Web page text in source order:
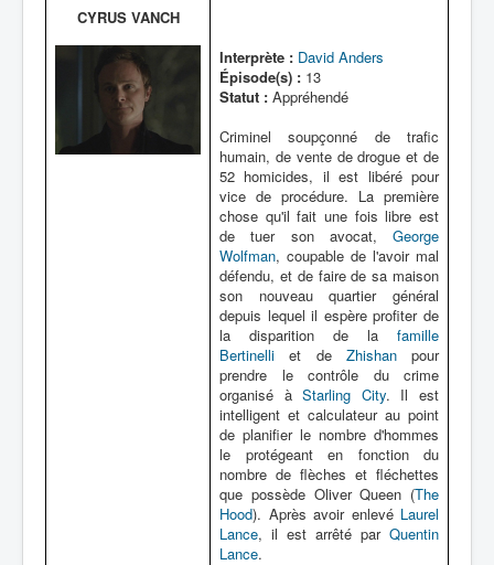
CYRUS VANCH
Interprète : David Anders
Épisode(s) : 13
Statut : Appréhendé
Criminel soupçonné de trafic
humain, de vente de drogue et de
52 homicides, il est libéré pour
vice de procédure. La première
chose qu'il fait une fois libre est
de tuer son avocat, George
Wolfman, coupable de l'avoir mal
défendu, et de faire de sa maison
son nouveau quartier général
depuis lequel il espère profiter de
la disparition de la famille
Bertinelli et de Zhishanpour
prendre le contrôle du crime
organisé àStarling City. Il est
intelligent et calculateur au point
de planifier le nombre d'hommes
le protégeant en fonction du
nombre de flèches et fléchettes
que possède Oliver Queen (The
Hood). Après avoir enlevé Laurel
Lance, il est arrêté par Quentin
Lance.